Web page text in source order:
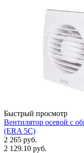
Быстрый просмотр
Вентилятор осевой с
(ERA 5C)
2 265 руб.
2 129.10 руб.